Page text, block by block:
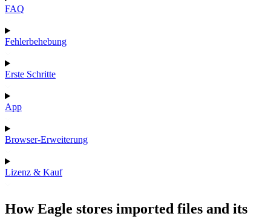
FAQ
Fehlerbehebung
Erste Schritte
App
Browser-Erweiterung
Lizenz & Kauf
How Eagle stores imported files and its